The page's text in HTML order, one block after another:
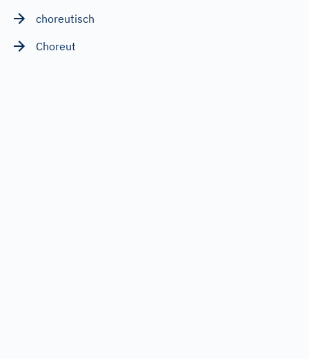
choreutisch
Choreut